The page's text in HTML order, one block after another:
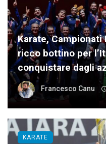
Karate,
ricco bottino per
conquistare dagli
Francesco Canu
KARATE